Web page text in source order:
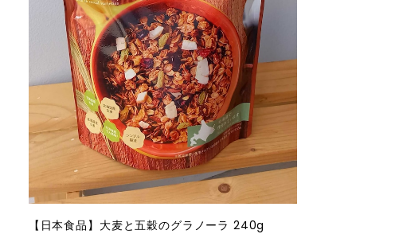
【日本食品】大麦と五穀のグラノーラ 240g